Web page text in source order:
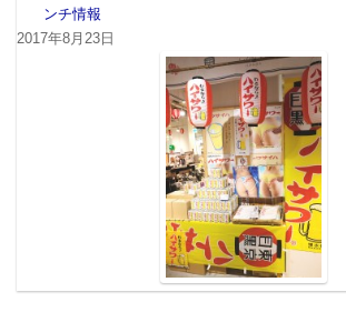
ンチ情報
2017年8月23日